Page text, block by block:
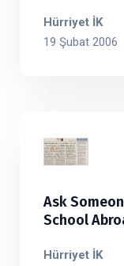
Hürriyet İK
19 Şubat 2006
Ask
School
Hürriyet İK